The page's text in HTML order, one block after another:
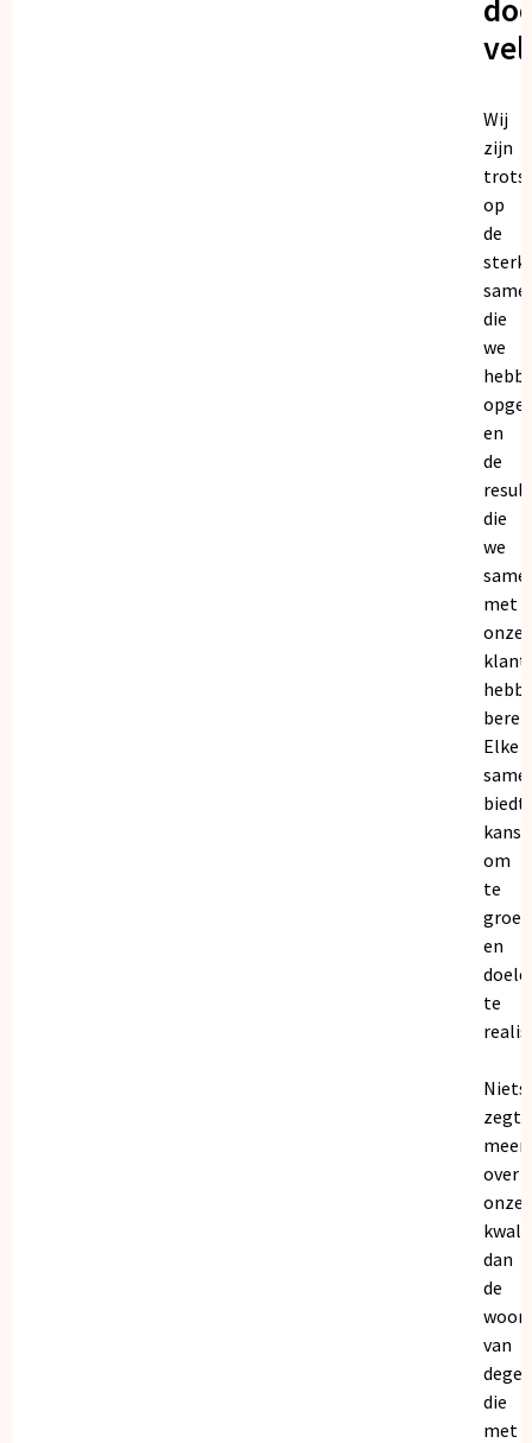
Wij
zijn
trots
op
de
die
we
en
de
die
we
met
onze
Elke
biedt
om
te
en
te
Niets
zegt
meer
over
onze
dan
de
van
die
met